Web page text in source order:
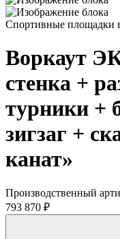
Спортивные площадки
Воркаут
стенка +
турники +
зигзаг +
канат»
Производственный
793 870 ₽